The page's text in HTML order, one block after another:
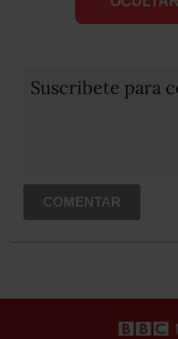
Suscribete para
COMENTAR